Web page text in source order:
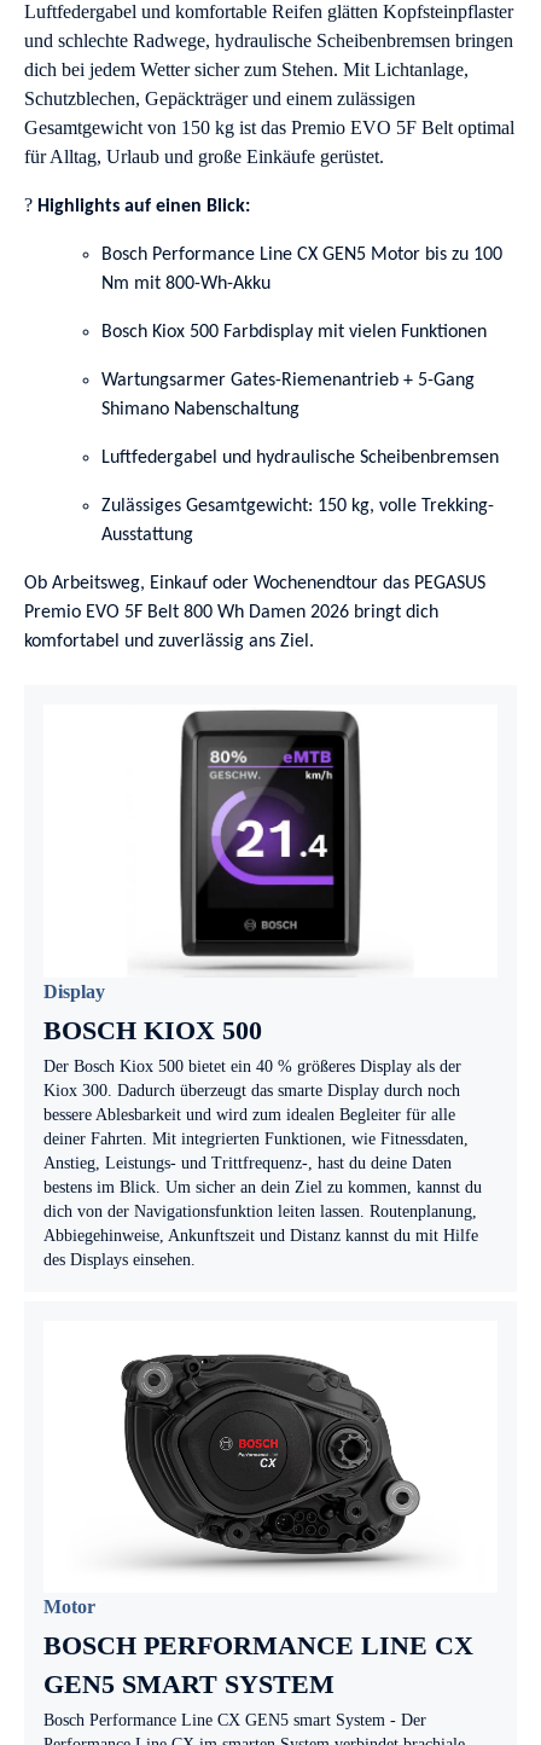
Luftfedergabel und komfortable Reifen glätten Kopfsteinpflaster
und schlechte Radwege, hydraulische Scheibenbremsen bringen
dich bei jedem Wetter sicher zum Stehen. Mit Lichtanlage,
Schutzblechen, Gepäckträger und einem zulässigen
Gesamtgewicht von 150 kg ist das Premio EVO 5F Belt optimal
für Alltag, Urlaub und große Einkäufe gerüstet.
? Highlights auf einen Blick:
Bosch Performance Line CX GEN5 Motor bis zu 100
Nm mit 800-Wh-Akku
Bosch Kiox 500 Farbdisplay mit vielen Funktionen
Wartungsarmer Gates-Riemenantrieb + 5-Gang
Shimano Nabenschaltung
Luftfedergabel und hydraulische Scheibenbremsen
Zulässiges Gesamtgewicht: 150 kg, volle Trekking-
Ausstattung
Ob Arbeitsweg, Einkauf oder Wochenendtour das PEGASUS
Premio EVO 5F Belt 800 Wh Damen 2026 bringt dich
komfortabel und zuverlässig ans Ziel.
Display
BOSCH KIOX 500
Der Bosch Kiox 500 bietet ein 40 % größeres Display als der
Kiox 300. Dadurch überzeugt das smarte Display durch noch
bessere Ablesbarkeit und wird zum idealen Begleiter für alle
deiner Fahrten. Mit integrierten Funktionen, wie Fitnessdaten,
Anstieg, Leistungs- und Trittfrequenz-, hast du deine Daten
bestens im Blick. Um sicher an dein Ziel zu kommen, kannst du
dich von der Navigationsfunktion leiten lassen. Routenplanung,
Abbiegehinweise, Ankunftszeit und Distanz kannst du mit Hilfe
des Displays einsehen.
Motor
BOSCH PERFORMANCE LINE CX
GEN5 SMART SYSTEM
Bosch Performance Line CX GEN5 smart System - Der